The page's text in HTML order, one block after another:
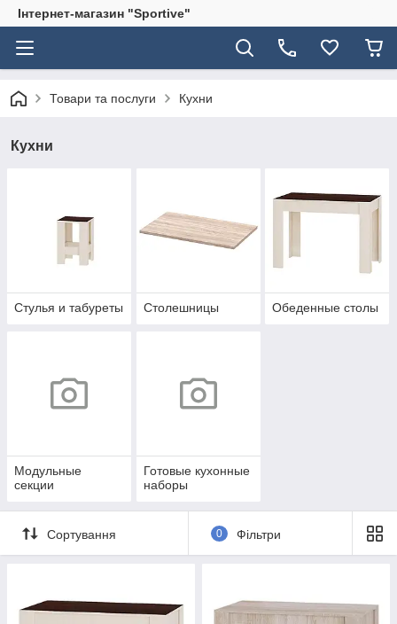
Інтернет-магазин "Sportive"
Товари та послуги Кухни
Кухни
Стулья и табуреты Столешницы Обеденные столы
Модульные
секции
Готовые кухонные
наборы
Сортування 0 Фільтри